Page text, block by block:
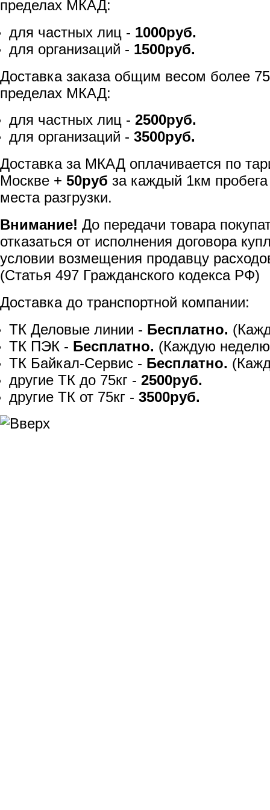
пределах МКАД:
для частных лиц - 1000руб.
для организаций - 1500руб.
Доставка заказа общим весом более
пределах МКАД:
для частных лиц - 2500руб.
для организаций - 3500руб.
Доставка за МКАД оплачивается по
Москве + 50руб за каждый 1км
места разгрузки.
Внимание! До передачи товара
отказаться от исполнения договора
условии возмещения продавцу
(Статья 497 Гражданского кодекса РФ)
Доставка до транспортной компании:
ТК Деловые линии - Бесплатно.
ТК ПЭК - Бесплатно. (Каждую
ТК Байкал-Сервис - Бесплатно.
другие ТК до 75кг - 2500руб.
другие ТК от 75кг - 3500руб.